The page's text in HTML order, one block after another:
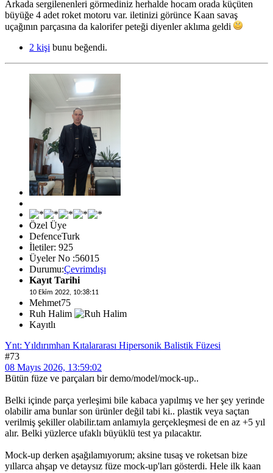
Arkada sergilenenleri görmediniz herhalde hocam orada küçüten
büyüğe 4 adet roket motoru var. iletinizi görünce Kaan savaş
uçağının parçasına da kalorifer peteği diyenler aklıma geldi
2 kişi bunu beğendi.
Özel Üye
DefenceTurk
İletiler: 925
Üyeler No :56015
Durumu:Çevrimdışı
Kayıt Tarihi
10 Ekim 2022, 10:38:11
Mehmet75
Ruh Halim
Kayıtlı
Ynt: Yıldırımhan Kıtalararası Hipersonik Balistik Füzesi
#73
08 Mayıs 2026, 13:59:02
Bütün füze ve parçaları bir demo/model/mock-up..
Belki içinde parça yerleşimi bile kabaca yapılmış ve her şey yerinde
olabilir ama bunlar son ürünler değil tabi ki.. plastik veya saçtan
verilmiş şekiller olabilir.tam anlamıyla gerçekleşmesi de en az +5 yıl
alır. Belki yüzlerce ufaklı büyüklü test ya pılacaktır.
Mock-up derken aşağılamıyorum; aksine tusaş ve roketsan bize
yıllarca ahşap ve detaysız füze mock-up'ları gösterdi. Hele ilk kaan